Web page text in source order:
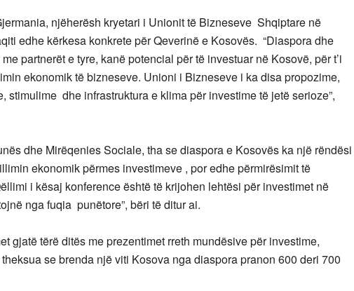
njëherësh kryetari i Unionit të Bizneseve Shqiptare në
edhe kërkesa konkrete për Qeverinë e Kosovës. “Diaspora dhe
partnerët e tyre, kanë potencial për të investuar në Kosovë, për t’i
ekonomik të bizneseve. Unioni i Bizneseve i ka disa propozime,
stimulime dhe infrastruktura e klima për investime të jetë serioze”,
dhe Mirëqenies Sociale, tha se diaspora e Kosovës ka një rëndësi
ekonomik përmes investimeve , por edhe përmirësimit të
i kësaj konference është të krijohen lehtësi për investimet në
nga fuqia punëtore”, bëri të ditur ai.
gjatë tërë ditës me prezentimet rreth mundësive për investime,
se brenda një viti Kosova nga diaspora pranon 600 deri 700